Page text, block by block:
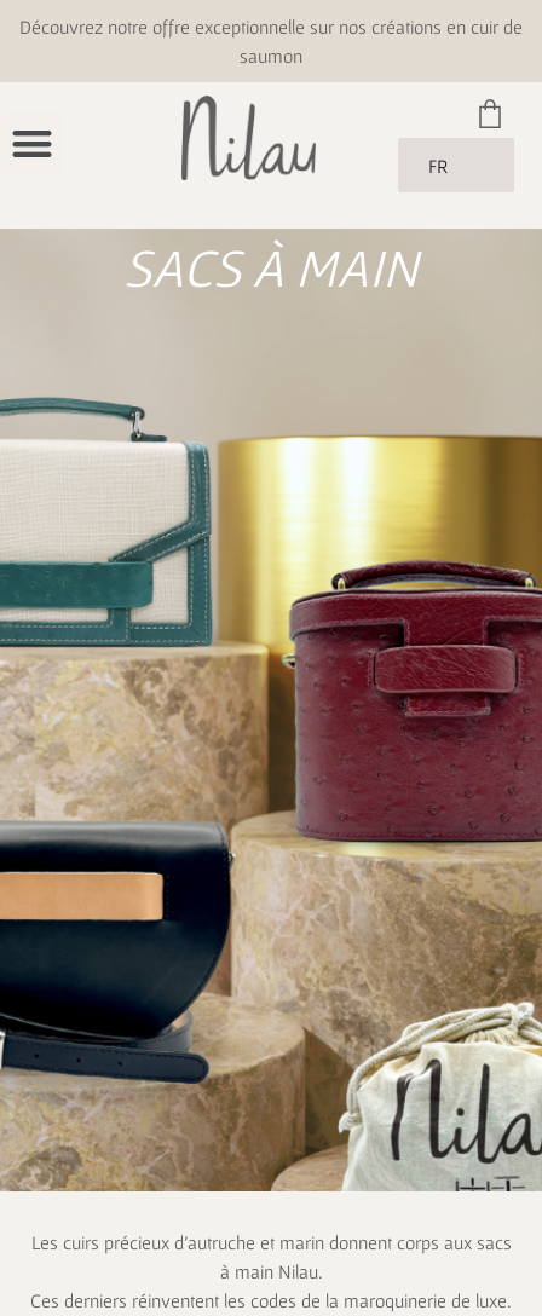
Découvrez notre offre exceptionnelle sur nos créations en cuir de
saumon
FR
SACS À MAIN
Les cuirs précieux d’autruche et marin donnent corps aux sacs
à main Nilau.
Ces derniers réinventent les codes de la maroquinerie de luxe.